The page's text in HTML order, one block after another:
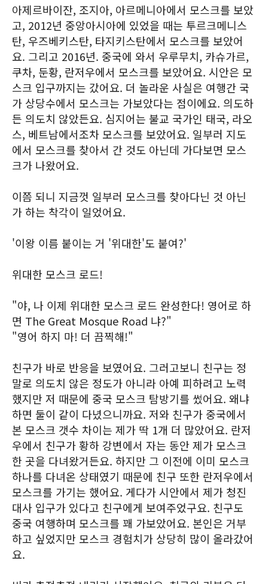
아제르바이잔, 조지아, 아르메니아에서 모스크를 보았
고, 2012년 중앙아시아에 있었을 때는 투르크메니스
탄, 우즈베키스탄, 타지키스탄에서 모스크를 보았어
요. 그리고 2016년. 중국에 와서 우루무치, 카슈가르,
쿠차, 둔황, 란저우에서 모스크를 보았어요. 시안은 모
스크 입구까지는 갔어요. 더 놀라운 사실은 여행간 국
가 상당수에서 모스크는 가보았다는 점이에요. 의도하
든 의도치 않았든요. 심지어는 불교 국가인 태국, 라오
스, 베트남에서조차 모스크를 보았어요. 일부러 지도
에서 모스크를 찾아서 간 것도 아닌데 가다보면 모스
크가 나왔어요.
이쯤 되니 지금껏 일부러 모스크를 찾아다닌 것 아닌
가 하는 착각이 일었어요.
'이왕 이름 붙이는 거 '위대한'도 붙여?'
위대한 모스크 로드!
"야, 나 이제 위대한 모스크 로드 완성한다! 영어로 하
면 The Great Mosque Road 냐?"
"영어 하지 마! 더 끔찍해!"
친구가 바로 반응을 보였어요. 그러고보니 친구는 정
말로 의도치 않은 정도가 아니라 아예 피하려고 노력
했지만 저 때문에 중국 모스크 탐방기를 썼어요. 왜냐
하면 둘이 같이 다녔으니까요. 저와 친구가 중국에서
본 모스크 갯수 차이는 제가 딱 1개 더 많았어요. 란저
우에서 친구가 황하 강변에서 자는 동안 제가 모스크
한 곳을 다녀왔거든요. 하지만 그 이전에 이미 모스크
하나를 다녀온 상태였기 때문에 친구 또한 란저우에서
모스크를 가기는 했어요. 게다가 시안에서 제가 청진
대사 입구가 있다고 친구에게 보여주었구요. 친구도
중국 여행하며 모스크를 꽤 가보았어요. 본인은 거부
하고 싶었지만 모스크 경험치가 상당히 많이 올라갔어
요.